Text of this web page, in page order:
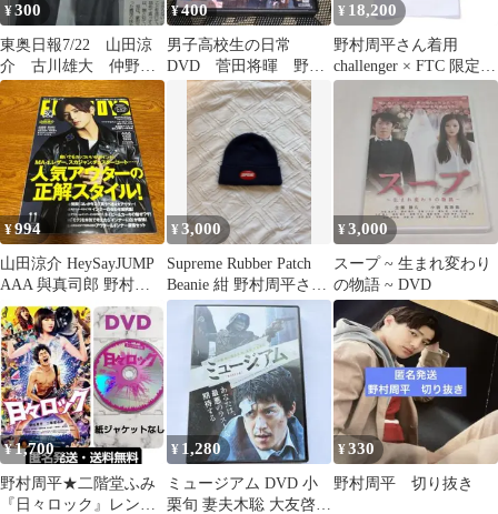
¥300
東奥日報7/22 山田涼
介 古川雄大 仲野太
賀 前田公輝 野村周
平 玉森裕太
¥400
男子高校生の日常
DVD 菅田将暉 野村
周平 吉沢亮
¥ 18,200
野村周平さん着用
challenger × FTC 限定コ
ラボTシャツ
¥994
山田涼介 HeySayJUMP
AAA 與真司郎 野村周
平 ファインボーイズ
¥3,000
Supreme Rubber Patch
Beanie 紺 野村周平さん
着用同型
¥3,000
スープ ~ 生まれ変わり
の物語 ~ DVD
¥1,700
野村周平★二階堂ふみ
『日々ロック』レンタ
¥ 1,280
ミュージアム DVD 小
栗旬 妻夫木聡 大友啓史
¥330
野村周平 切り抜き